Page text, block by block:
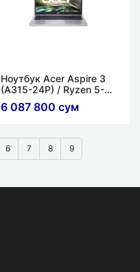
Ноутбук Acer Aspire 3
(A315-24P) / Ryzen 5-
7520U / 16ГБ / 512ГБ /
15.6'' FHD, IPS / AMD
6 087 800 сум
6 7 8 9